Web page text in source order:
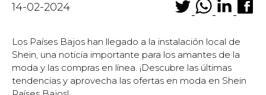
14-02-2024
Los Países Bajos han llegado a la instalación local de
Shein, una noticia importante para los amantes de la
moda y las compras en línea. ¡Descubre las últimas
tendencias y aprovecha las ofertas en moda en Shein